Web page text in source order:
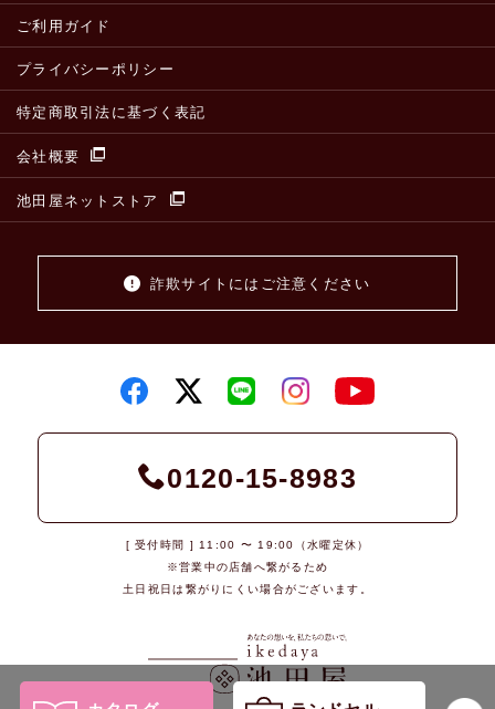
ご利用ガイド
プライバシーポリシー
特定商取引法に基づく表記
会社概要
池田屋ネットストア
詐欺サイトにはご注意ください
0120-15-8983
[ 受付時間 ] 11:00 〜 19:00（水曜定休）
※営業中の店舗へ繋がるため
土日祝日は繋がりにくい場合がございます。